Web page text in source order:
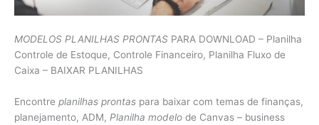
MODELOS PLANILHAS PRONTAS PARA DOWNLOAD – Planilha
Controle de Estoque, Controle Financeiro, Planilha Fluxo de
Caixa – BAIXAR PLANILHAS
Encontre planilhas prontas para baixar com temas de finanças,
planejamento, ADM, Planilha modelo de Canvas – business